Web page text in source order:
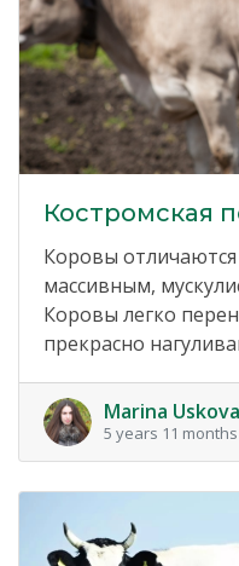
Костромская
Коровы
массивным,
Коровы легко
прекрасно
Marina Uskova
5 years 11